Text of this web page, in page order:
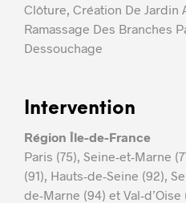
Clôture, Création De Jardin
Ramassage Des Branches
Dessouchage
Intervention
Région Île-de-France
Paris (75), Seine-et-Marne
(91), Hauts-de-Seine (92),
de-Marne (94) et Val-d’Oise